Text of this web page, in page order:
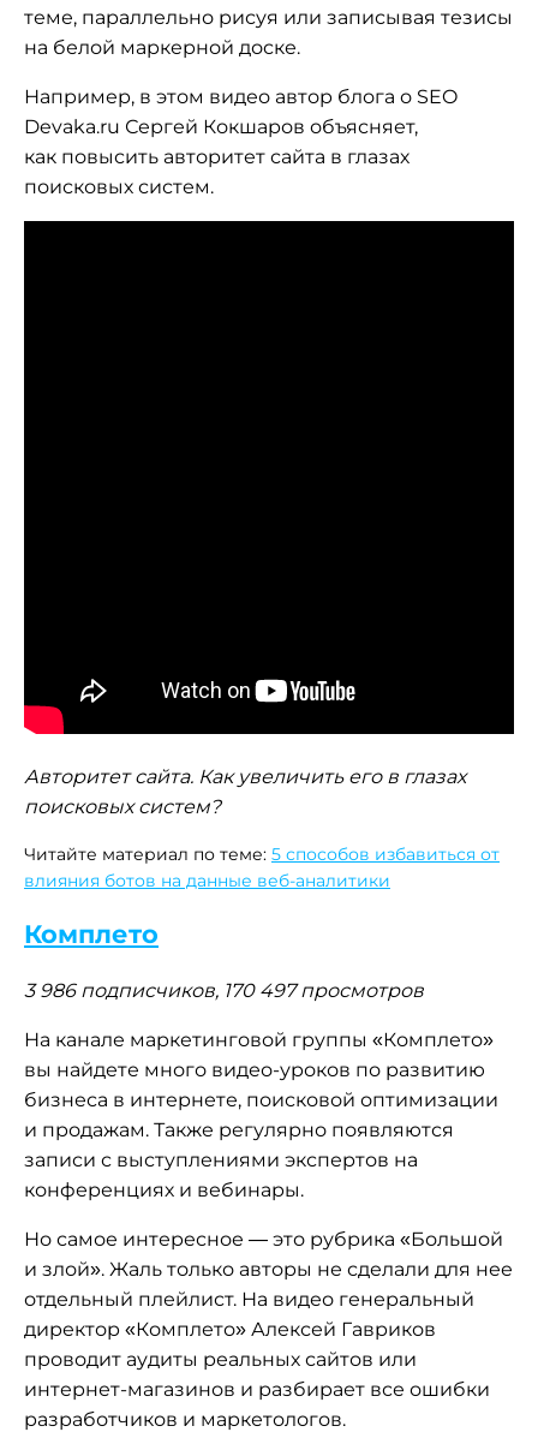
теме, параллельно рисуя или записывая тезисы
на белой маркерной доске.
Например, в этом видео автор блога о SEO
Devaka.ru Сергей Кокшаров объясняет,
как повысить авторитет сайта в глазах
поисковых систем.
Авторитет сайта. Как увеличить его в глазах
поисковых систем?
Читайте материал по теме: 5 способов избавиться от
влияния ботов на данные веб-аналитики
Комплето
3 986 подписчиков, 170 497 просмотров
На канале маркетинговой группы «Комплето»
вы найдете много видео-уроков по развитию
бизнеса в интернете, поисковой оптимизации
и продажам. Также регулярно появляются
записи с выступлениями экспертов на
конференциях и вебинары.
Но самое интересное — это рубрика «Большой
и злой». Жаль только авторы не сделали для нее
отдельный плейлист. На видео генеральный
директор «Комплето» Алексей Гавриков
проводит аудиты реальных сайтов или
интернет-магазинов и разбирает все ошибки
разработчиков и маркетологов.